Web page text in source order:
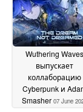
Wuthering Waves
выпускает
коллаборацию
Cyberpunk и
Smasher 07 June